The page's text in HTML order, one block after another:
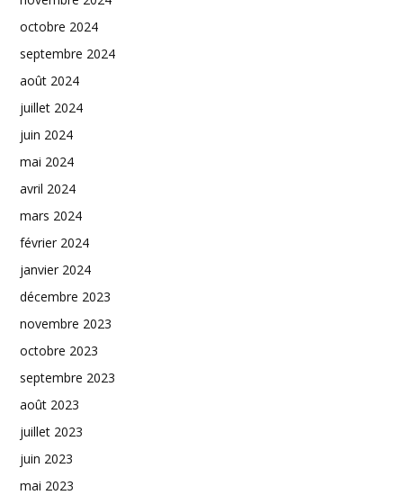
octobre 2024
septembre 2024
août 2024
juillet 2024
juin 2024
mai 2024
avril 2024
mars 2024
février 2024
janvier 2024
décembre 2023
novembre 2023
octobre 2023
septembre 2023
août 2023
juillet 2023
juin 2023
mai 2023